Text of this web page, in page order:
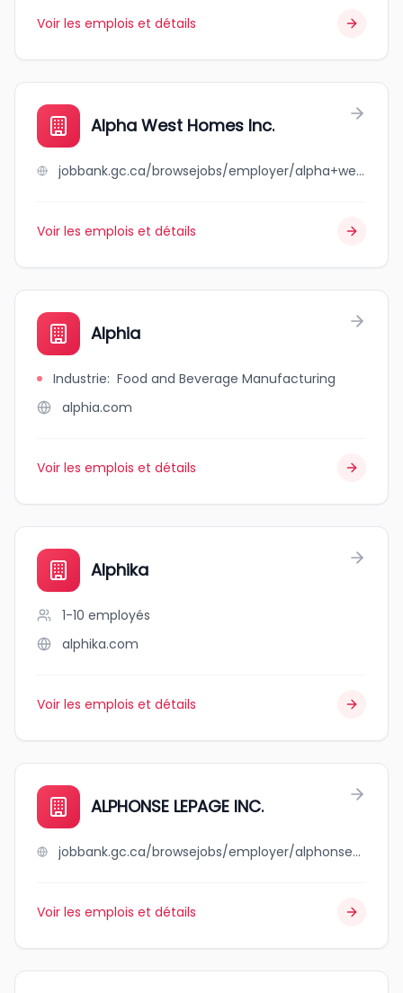
Voir les emplois et détails
Alpha West Homes Inc.
jobbank.gc.ca/browsejobs/employer/alpha+west+homes+inc./ca
Voir les emplois et détails
Alphia
Industrie: Food and Beverage Manufacturing
alphia.com
Voir les emplois et détails
Alphika
1-10 employés
alphika.com
Voir les emplois et détails
ALPHONSE LEPAGE INC.
jobbank.gc.ca/browsejobs/employer/alphonse+lepage+inc./ca
Voir les emplois et détails